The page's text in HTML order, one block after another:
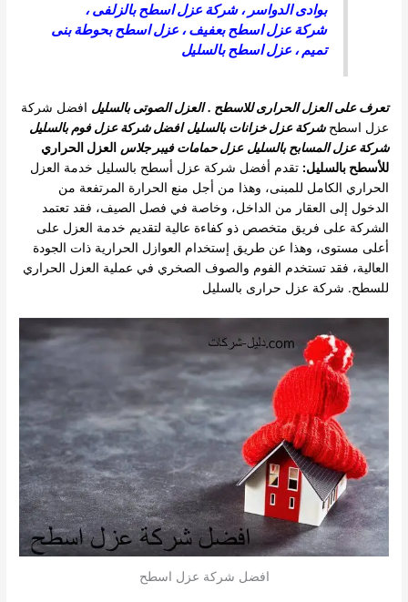
بوادى الدواسر ،شركة عزل اسطح بالزلفى،
شركة عزل اسطح بعفيف،عزل اسطح بحوطة بنى
تميم،عزل اسطح بالسليل
تعرف على العزل الحرارى للاسطح . العزل الصوتى بالسليل افضل شركة
عزل اسطح شركة عزل خزانات بالسليل افضل شركة عزل فوم بالسليل
شركة عزل المسابح بالسليل عزل حمامات فيبر جلاس العزل الحراري
للأسطح بالسليل: تقدم أفضل شركة عزل أسطح بالسليل خدمة العزل
الحراري الكامل للمبنى، وهذا من أجل منع الحرارة المرتفعة من
الدخول إلى العقار من الداخل، وخاصة في فصل الصيف، فقد تعتمد
الشركة على فريق متخصص ذو كفاءة عالية لتقديم خدمة العزل على
أعلى مستوى، وهذا عن طريق إستخدام العوازل الحرارية ذات الجودة
العالية، فقد تستخدم الفوم والصوف الصخري في عملية العزل الحراري
للسطح. شركة عزل حرارى بالسليل
افضل شركة عزل اسطح